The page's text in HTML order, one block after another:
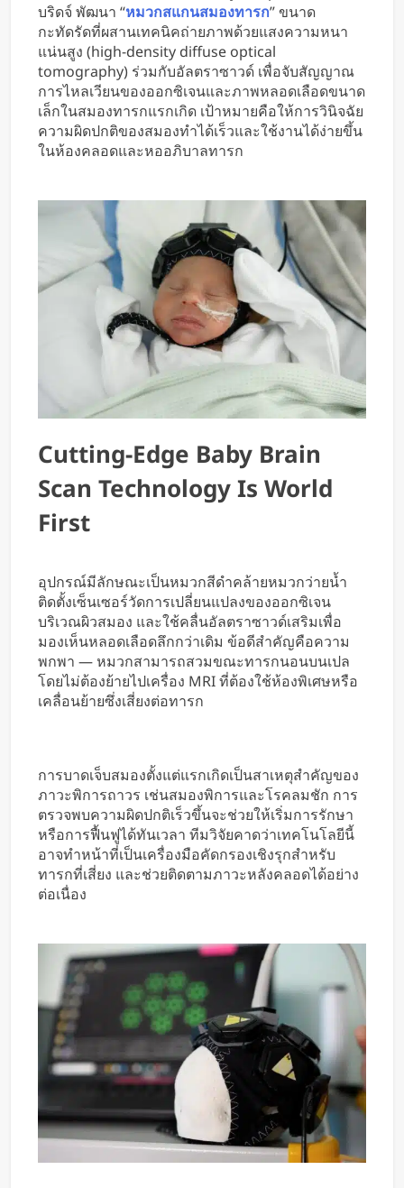
บริดจ์ พัฒนา “หมวกสแกนสมองทารก” ขนาด
กะทัดรัดที่ผสานเทคนิคถ่ายภาพด้วยแสงความหนา
แน่นสูง (high-density diffuse optical
tomography) ร่วมกับอัลตราซาวด์ เพื่อจับสัญญาณ
การไหลเวียนของออกซิเจนและภาพหลอดเลือดขนาด
เล็กในสมองทารกแรกเกิด เป้าหมายคือให้การวินิจฉัย
ความผิดปกติของสมองทำได้เร็วและใช้งานได้ง่ายขึ้น
ในห้องคลอดและหออภิบาลทารก
Cutting-Edge Baby Brain
Scan Technology Is World
First
อุปกรณ์มีลักษณะเป็นหมวกสีดำคล้ายหมวกว่ายน้ำ
ติดตั้งเซ็นเซอร์วัดการเปลี่ยนแปลงของออกซิเจน
บริเวณผิวสมอง และใช้คลื่นอัลตราซาวด์เสริมเพื่อ
มองเห็นหลอดเลือดลึกกว่าเดิม ข้อดีสำคัญคือความ
พกพา — หมวกสามารถสวมขณะทารกนอนบนเปล
โดยไม่ต้องย้ายไปเครื่อง MRI ที่ต้องใช้ห้องพิเศษหรือ
เคลื่อนย้ายซึ่งเสี่ยงต่อทารก
การบาดเจ็บสมองตั้งแต่แรกเกิดเป็นสาเหตุสำคัญของ
ภาวะพิการถาวร เช่นสมองพิการและโรคลมชัก การ
ตรวจพบความผิดปกติเร็วขึ้นจะช่วยให้เริ่มการรักษา
หรือการฟื้นฟูได้ทันเวลา ทีมวิจัยคาดว่าเทคโนโลยีนี้
อาจทำหน้าที่เป็นเครื่องมือคัดกรองเชิงรุกสำหรับ
ทารกที่เสี่ยง และช่วยติดตามภาวะหลังคลอดได้อย่าง
ต่อเนื่อง